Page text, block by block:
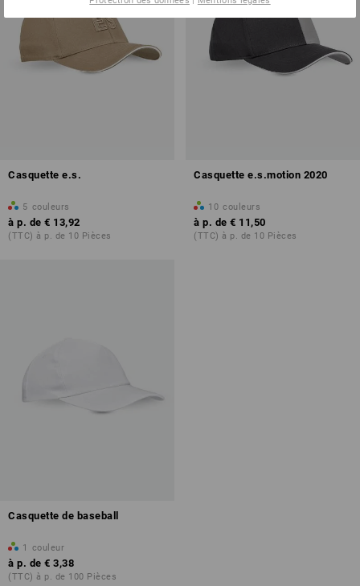
Casquette e.s.
5 couleurs
à p. de € 13,92
(TTC) à p. de 10 Pièces
Casquette e.s.motion 2020
10 couleurs
à p. de € 11,50
(TTC) à p. de 10 Pièces
Casquette de baseball
1 couleur
à p. de € 3,38
(TTC) à p. de 100 Pièces